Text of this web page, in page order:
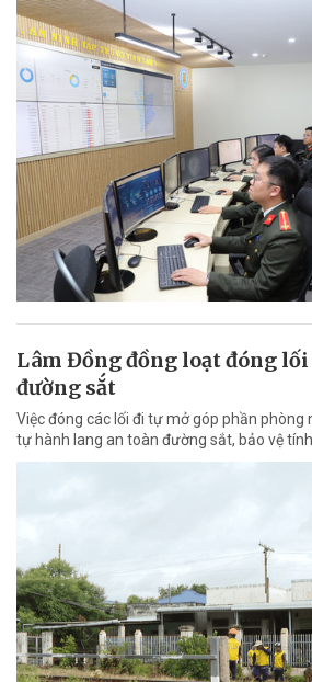
Lâm Đồng đồng loạt đóng lối
đường sắt
Việc đóng các lối đi tự mở góp phần phòng
tự hành lang an toàn đường sắt, bảo vệ